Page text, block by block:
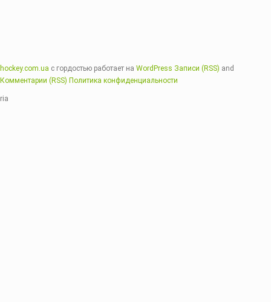
hockey.com.ua с гордостью работает на WordPress Записи (RSS) and
Комментарии (RSS) Политика конфиденциальности
ria